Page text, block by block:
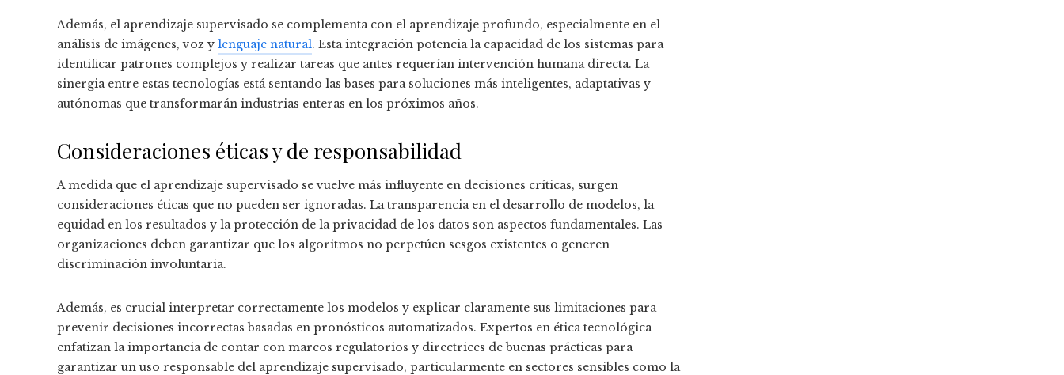
Además, el aprendizaje supervisado se complementa con el aprendizaje profundo, especialmente en el
análisis de imágenes, voz y lenguaje natural. Esta integración potencia la capacidad de los sistemas para
identificar patrones complejos y realizar tareas que antes requerían intervención humana directa. La
sinergia entre estas tecnologías está sentando las bases para soluciones más inteligentes, adaptativas y
autónomas que transformarán industrias enteras en los próximos años.
Consideraciones éticas y de responsabilidad
A medida que el aprendizaje supervisado se vuelve más influyente en decisiones críticas, surgen
consideraciones éticas que no pueden ser ignoradas. La transparencia en el desarrollo de modelos, la
equidad en los resultados y la protección de la privacidad de los datos son aspectos fundamentales. Las
organizaciones deben garantizar que los algoritmos no perpetúen sesgos existentes o generen
discriminación involuntaria.
Además, es crucial interpretar correctamente los modelos y explicar claramente sus limitaciones para
prevenir decisiones incorrectas basadas en pronósticos automatizados. Expertos en ética tecnológica
enfatizan la importancia de contar con marcos regulatorios y directrices de buenas prácticas para
garantizar un uso responsable del aprendizaje supervisado, particularmente en sectores sensibles como la